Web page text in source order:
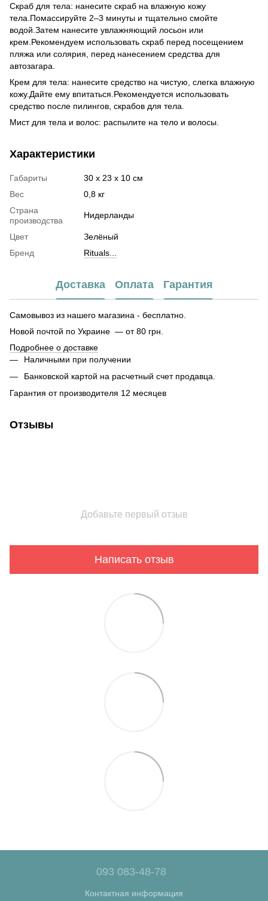
Скраб для тела: нанесите скраб на влажную кожу
тела.Помассируйте 2–3 минуты и тщательно смойте
водой.Затем нанесите увлажняющий лосьон или
крем.Рекомендуем использовать скраб перед посещением
пляжа или солярия, перед нанесением средства для
автозагара.
Крем для тела: нанесите средство на чистую, слегка влажную
кожу.Дайте ему впитаться.Рекомендуется использовать
средство после пилингов, скрабов для тела.
Мист для тела и волос: распылите на тело и волосы.
Характеристики
Габариты
30 х 23 х 10 см
Вес
0,8 кг
Страна
производства
Нидерланды
Цвет
Зелёный
Бренд
Rituals...
Доставка Оплата Гарантия
Самовывоз из нашего магазина - бесплатно.
Новой почтой по Украине — от 80 грн.
Подробнее о доставке
Наличными при получении
Банковской картой на расчетный счет продавца.
Гарантия от производителя 12 месяцев
Отзывы
Добавьте первый отзыв
Написать отзыв
093 083-48-78
Контактная информация